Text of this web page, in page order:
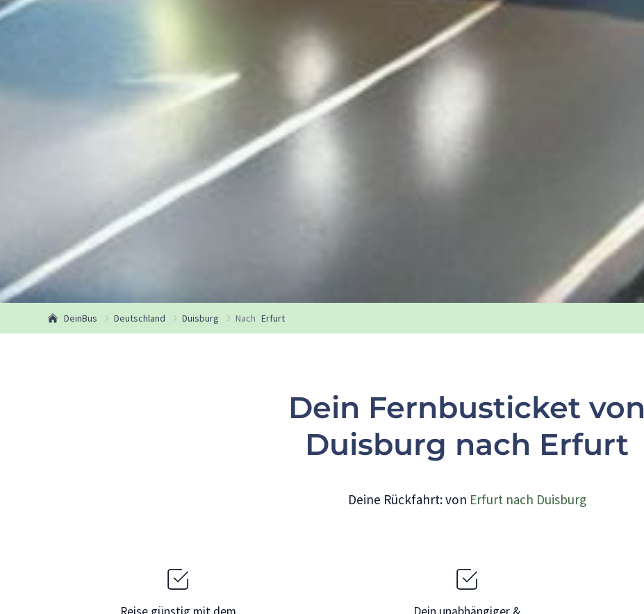
DeinBus Deutschland Duisburg Nach Erfurt
Dein Fernbusticket von
Duisburg nach Erfurt
Deine Rückfahrt: von Erfurt nach Duisburg